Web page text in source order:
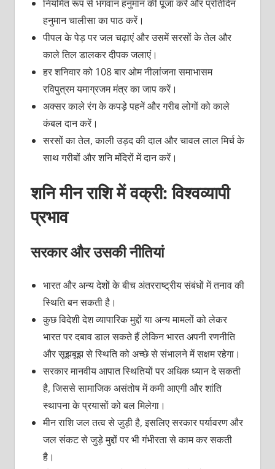
नियमित रूप से भगवान हनुमान की पूजा करें और प्रतिदिन
हनुमान चालीसा का पाठ करें।
पीपल के पेड़ पर जल चढ़ाएं और उसमें सरसों के तेल और
काले तिल डालकर दीपक जलाएं।
हर शनिवार को 108 बार ओम नीलांजना समाभासम
रविपुत्रम यमाग्रजम मंत्र का जाप करें।
अक्सर काले रंग के कपड़े पहनें और गरीब लोगों को काले
कंबल दान करें।
सरसों का तेल, काली उड़द की दाल और चावल लाल मिर्च के
साथ गरीबों और शनि मंदिरों में दान करें।
शनि मीन राशि में वक्री: विश्वव्यापी
प्रभाव
सरकार और उसकी नीतियां
भारत और अन्य देशों के बीच अंतरराष्ट्रीय संबंधों में तनाव की
स्थिति बन सकती है।
कुछ विदेशी देश व्यापारिक मुद्दों या अन्य मामलों को लेकर
भारत पर दबाव डाल सकते हैं लेकिन भारत अपनी रणनीति
और सूझबूझ से स्थिति को अच्छे से संभालने में सक्षम रहेगा।
सरकार मानवीय आपात स्थितियों पर अधिक ध्यान दे सकती
है, जिससे सामाजिक असंतोष में कमी आएगी और शांति
स्थापना के प्रयासों को बल मिलेगा।
मीन राशि जल तत्व से जुड़ी है, इसलिए सरकार पर्यावरण और
जल संकट से जुड़े मुद्दों पर भी गंभीरता से काम कर सकती
है।